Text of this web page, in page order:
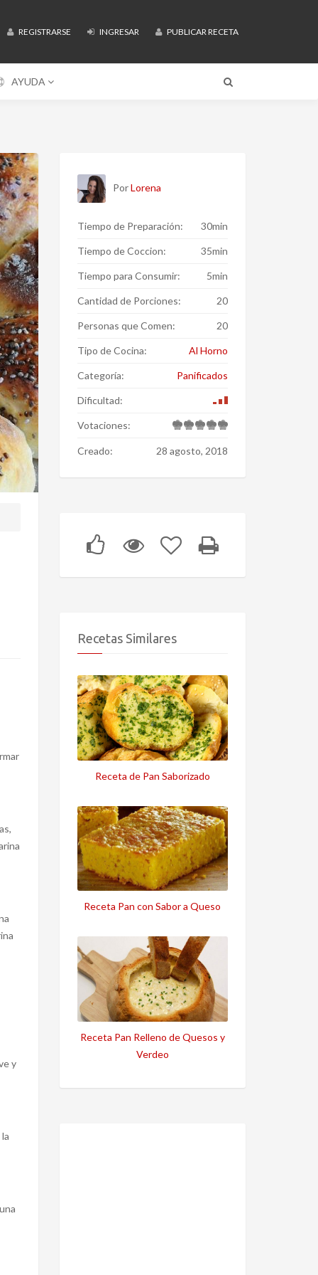
REGISTRARSE INGRESAR PUBLICAR RECETA
AYUDA
y
PorLorena
Tiempo de Preparación: 30min
Tiempo de Coccion: 35min
Tiempo para Consumir: 5min
Cantidad de Porciones: 20
Personas que Comen: 20
Tipo de Cocina: Al Horno
Categoría: Panificados
Dificultad:
Votaciones:
Creado: 28 agosto, 2018
Recetas Similares
Receta de Pan Saborizado
Receta Pan con Sabor a Queso
Receta Pan Relleno de Quesos y
Verdeo